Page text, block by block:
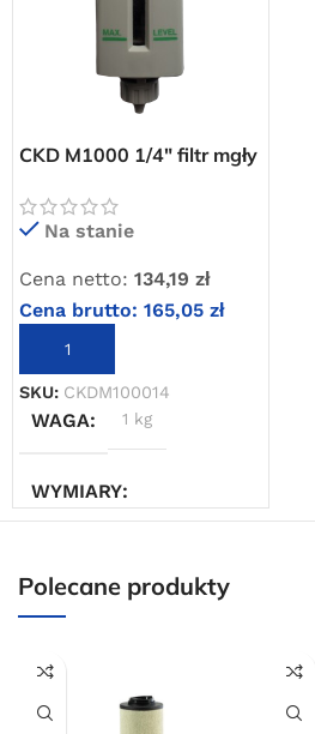
CKD M1000 1/4″ filtr mgły
Na stanie
Cena netto: 134,19 zł
Cena brutto: 165,05 zł
DODAJ DO KOSZYKA
SKU: CKDM100014
WAGA 1 kg
WYMIARY
Polecane produkty
internetowym o wartości
Przejdź do